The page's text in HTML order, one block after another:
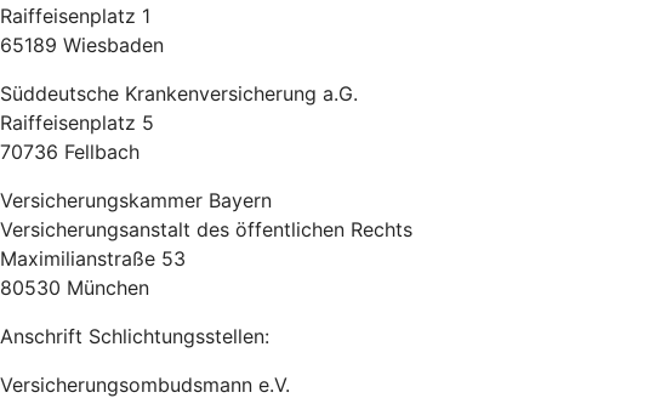
Raiffeisenplatz 1
65189 Wiesbaden
Süddeutsche Krankenversicherung a.G.
Raiffeisenplatz 5
70736 Fellbach
Versicherungskammer Bayern
Versicherungsanstalt des öffentlichen Rechts
Maximilianstraße 53
80530 München
Anschrift Schlichtungsstellen:
Versicherungsombudsmann e.V.